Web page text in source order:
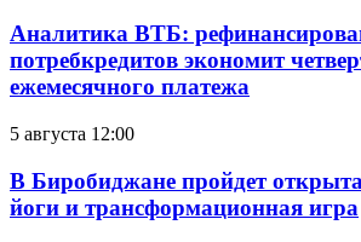
Аналитика ВТБ:
потребкредитов экономит
ежемесячного платежа
5 августа 12:00
В Биробиджане пройдет
йоги и трансформационная игра